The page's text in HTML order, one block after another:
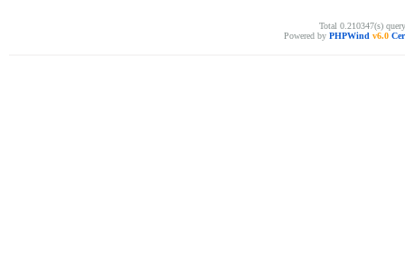
Total 0.210347(s)
Powered by PHPWind v6.0